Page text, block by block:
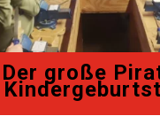
Der große